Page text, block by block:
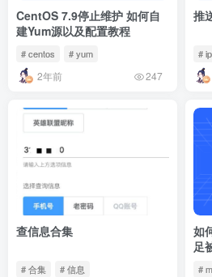
CentOS 7.9停止维护 如何自
建Yum源以及配置教程
# centos # yum
2年前 247
推
# ip
查信息合集
# 合集 # 信息
如
足
#